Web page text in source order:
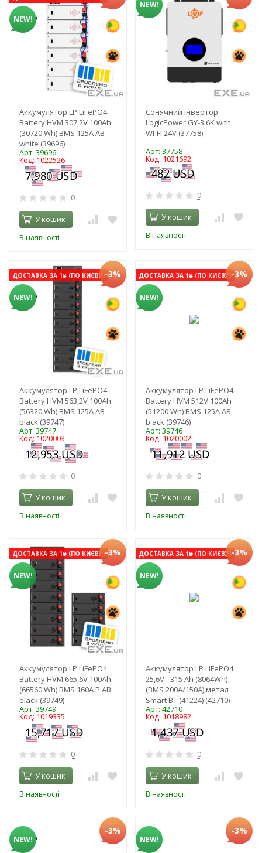
NEW!
Аккумулятор LP LiFePO4
Battery HVM 307,2V 100Ah
(30720 Wh) BMS 125А AB
white (39696)
Арт: 39696
Код: 1022526
0
У кошик
В наявності
NEW!
Сонячний інвертор
LogicPower GY-3.6K with
WI-FI 24V (37758)
Арт: 37758
Код: 1021692
0
У кошик
В наявності
ДОСТАВКА ЗА 1₴ (ПО КИЄВУ)
NEW!
-3%
Аккумулятор LP LiFePO4
Battery HVM 563,2V 100Ah
(56320 Wh) BMS 125А AB
black (39747)
Арт: 39747
Код: 1020003
0
У кошик
В наявності
ДОСТАВКА ЗА 1₴ (ПО КИЄВУ)
NEW!
-3%
Аккумулятор LP LiFePO4
Battery HVM 512V 100Ah
(51200 Wh) BMS 125А AB
black (39746)
Арт: 39746
Код: 1020002
0
У кошик
В наявності
ДОСТАВКА ЗА 1₴ (ПО КИЄВУ)
NEW!
-3%
Аккумулятор LP LiFePO4
Battery HVM 665,6V 100Ah
(66560 Wh) BMS 160А P AB
black (39749)
Арт: 39749
Код: 1019335
0
У кошик
В наявності
ДОСТАВКА ЗА 1₴ (ПО КИЄВУ)
NEW!
-3%
Аккумулятор LP LiFePO4
25,6V - 315 Ah (8064Wh)
(BMS 200A/150А) метал
Smart BT (41224) (42710)
Арт: 42710
Код: 1018982
0
У кошик
В наявності
NEW!
-3%
NEW!
-3%